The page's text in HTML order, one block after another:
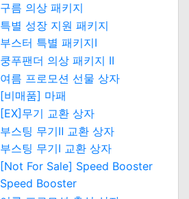
구름 의상 패키지
특별 성장 지원 패키지
부스터 특별 패키지Ⅰ
쿵푸팬더 의상 패키지 II
여름 프로모션 선물 상자
[비매품] 마패
[EX]무기 교환 상자
부스팅 무기Ⅱ 교환 상자
부스팅 무기Ⅰ 교환 상자
[Not For Sale] Speed Booster
Speed Booster